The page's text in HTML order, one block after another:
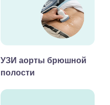
УЗИ аорты брюшной
полости